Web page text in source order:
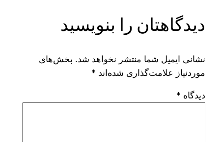
دیدگاهتان را بنویسید
نشانی ایمیل شما منتشر نخواهد شد. بخش‌های
موردنیاز علامت‌گذاری شده‌اند *
دیدگاه *